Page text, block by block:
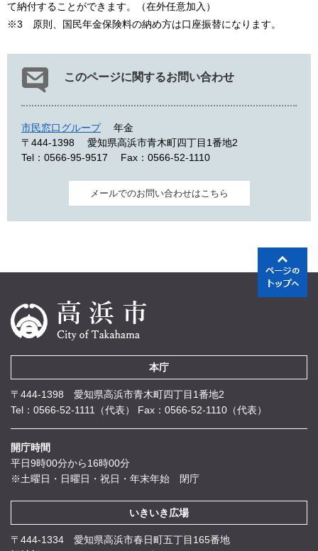
て納付することができます。（在外任意加入）
※3 原則、国民年金保険料の納め方は口座振替になります。
このページに関するお問い合わせ
市民窓口グループ
年金
〒444-1398
愛知県高浜市青木町四丁目1番地2
Tel：0566-95-9517
Fax：0566-52-1110
メールでのお問い合わせはこちら
本庁
〒444-1398 愛知県高浜市青木町四丁目1番地2
Tel：0566-52-1111（代表）
Fax：0566-52-1110（代表）
開庁時間
平日9時00分から16時00分
※土曜日・日曜日・祝日・年末年始 閉庁
いきいき広場
〒444-1334 愛知県高浜市春日町五丁目165番地